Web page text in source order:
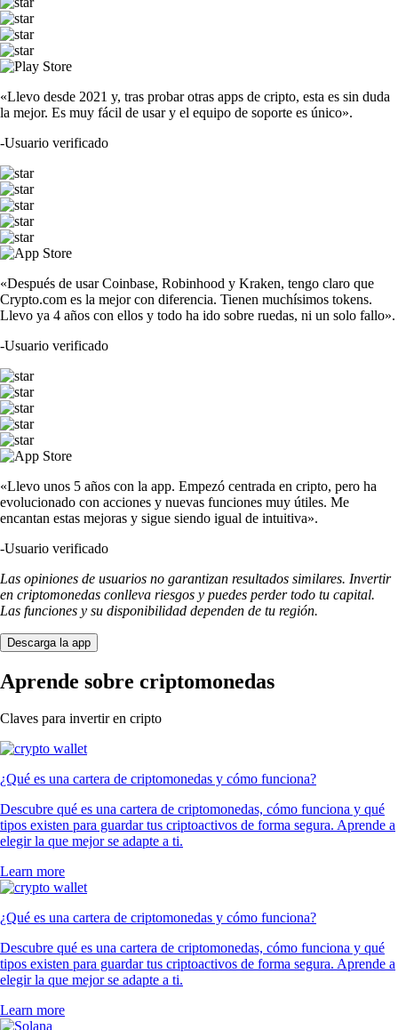
«Llevo desde 2021 y, tras probar otras apps de cripto, esta es sin duda
la mejor. Es muy fácil de usar y el equipo de soporte es único».
-Usuario verificado
«Después de usar Coinbase, Robinhood y Kraken, tengo claro que
Crypto.com es la mejor con diferencia. Tienen muchísimos tokens.
Llevo ya 4 años con ellos y todo ha ido sobre ruedas, ni un solo fallo».
-Usuario verificado
«Llevo unos 5 años con la app. Empezó centrada en cripto, pero ha
evolucionado con acciones y nuevas funciones muy útiles. Me
encantan estas mejoras y sigue siendo igual de intuitiva».
-Usuario verificado
Las opiniones de usuarios no garantizan resultados similares. Invertir
en criptomonedas conlleva riesgos y puedes perder todo tu capital.
Las funciones y su disponibilidad dependen de tu región.
Descarga la app
Aprende sobre criptomonedas
Claves para invertir en cripto
¿Qué es una cartera de criptomonedas y cómo funciona?
Descubre qué es una cartera de criptomonedas, cómo funciona y qué
tipos existen para guardar tus criptoactivos de forma segura. Aprende a
elegir la que mejor se adapte a ti.
Learn more
¿Qué es una cartera de criptomonedas y cómo funciona?
Descubre qué es una cartera de criptomonedas, cómo funciona y qué
tipos existen para guardar tus criptoactivos de forma segura. Aprende a
elegir la que mejor se adapte a ti.
Learn more